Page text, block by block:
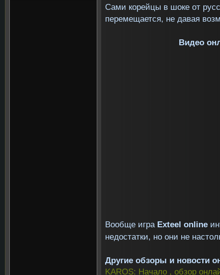
Сами корейцы в шоке от
перемещается, не давая
Видео
Вообще игра Exteel online
недостатки, но они не
Другие обзоры и новости
KAROS: Начало , обзор